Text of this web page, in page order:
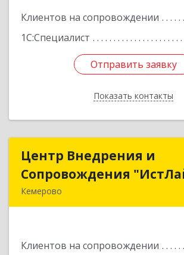
Клиентов на сопровождении
1С:Специалист
Отправить заявку
Показать контакты
Отправить заявку
Назад
Центр Внедрения и
Сопровождения
Кемерово
Клиентов на сопровождении
Центр
Сопровождения